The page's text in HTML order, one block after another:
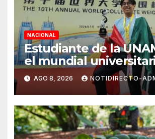
NACIONAL
Estudiante de la
el mundial
en China
AGO 8, 2026 NOTIDIRECTO-